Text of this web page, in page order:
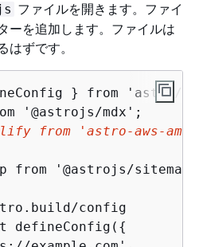
ファイルを開きます。ファイ
ーを追加します。ファイルは
はずです。
} from 'astro/
from 'astro-aws-
from '@astrojs/
config
defineConfig( {